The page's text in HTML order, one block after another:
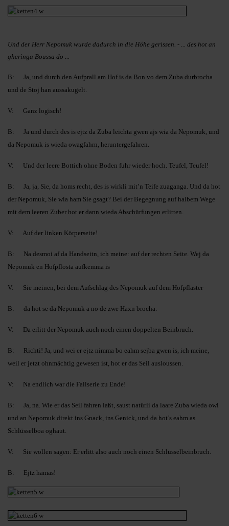
Und der Herr Nepomuk wurde dadurch in die Höhe gerissen. - ... des hot an
gheringa Boussa do ...
B: Ja, und durch den Aufprall am Hof is da Bon vo dem Zuba durbrocha
und de Stoj han aussakugelt.
V: Ganz logisch!
B: Ja und durch des is ejtz da Zuba leichta gwen ajs wia da Nepomuk, und
da Nepomuk is wieda owagfahrn, heruntergefahren.
V: Und der leere Bottich ohne Boden fuhr wieder hoch. Teufel, Teufel!
B: Ja, ja, Sie, da homs recht, des is wirkli mit’n Teife zuaganga. Und da hot
der Nepomuk, Sie wia ham Sie gsagt? Bei der Begegnung auf halbem Wege
mit dem leeren Zuber hot er dann wieda Abschürfungen erlitten.
V: Auf der linken Körperseite!
B: Na desmoi af da Handseitn, ich meine: auf der rechten Seite. Wej da
Nepomuk en Hofpflosta aufkemma is
V: Sie meinen, bei dem Aufschlag des Nepomuk auf dem Hofpflaster
B: da hot se da Nepomuk a no de zwe Haxn brocha.
V: Da erlitt der Nepomuk auch noch einen doppelten Beinbruch.
B: Richti! Ja, und wei er ejtz nimma bo eahm sejba gwen is, ich meine,
weil er jetzt ohnmächtig gewesen ist, hot er das Seil ausloussen.
V: Na endlich war die Fallserie zu Ende!
B: Ja, na. Wie er das Seil fahren laßt, saust natürli da laare Zuba wieda owi
und an Nepomuk direkt ins Gnack, ins Genick, und da hot’s eahm as
Schlüsselboa oghaut.
V: Sie wollen sagen: Er erlitt also auch noch einen Schlüsselbeinbruch.
B: Ejtz hamas!